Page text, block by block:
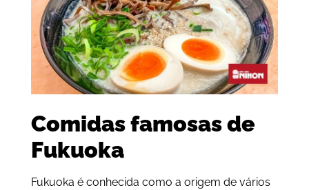
Comidas famosas de
Fukuoka
Fukuoka é conhecida como a origem de vários